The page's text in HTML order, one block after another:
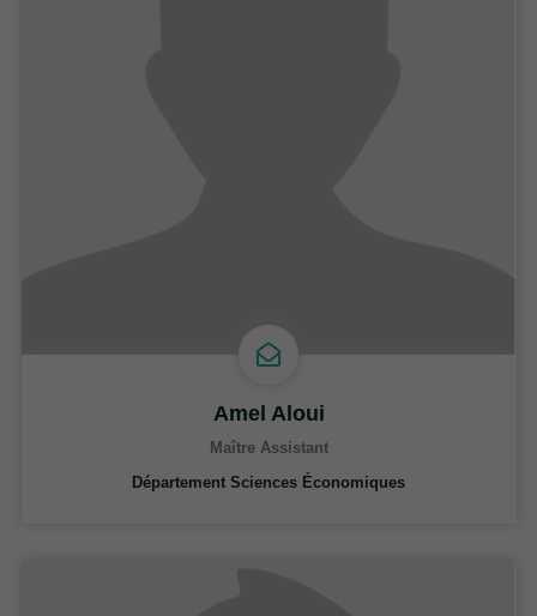
Amel Aloui
Maître Assistant
Département Sciences Économiques